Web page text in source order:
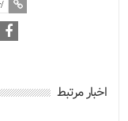
اخبار مرتبط